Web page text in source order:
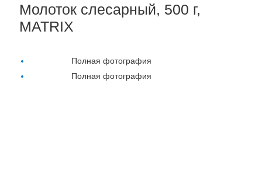
Молоток слесарный, 500 г,
MATRIX
Полная фотография
Полная фотография